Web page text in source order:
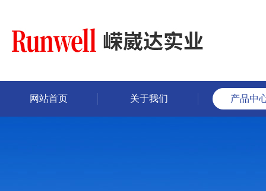
网站首页 关于我们 产品中